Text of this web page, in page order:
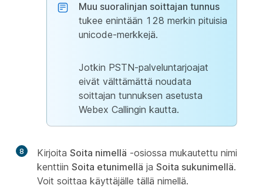
Muu suoralinjan soittajan tunnus
tukee enintään 128 merkin pituisia
unicode-merkkejä.
Jotkin PSTN-palveluntarjoajat
eivät välttämättä noudata
soittajan tunnuksen asetusta
Webex Callingin kautta.
8 Kirjoita Soita nimellä -osiossa mukautettu nimi
kenttiin Soita etunimellä ja Soita sukunimellä.
Voit soittaa käyttäjälle tällä nimellä.